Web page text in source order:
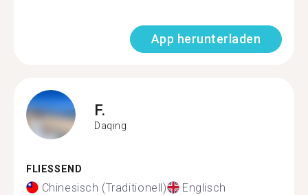
App herunterladen
F.
Daqing
FLIESSEND
Chinesisch (Traditionell) Englisch